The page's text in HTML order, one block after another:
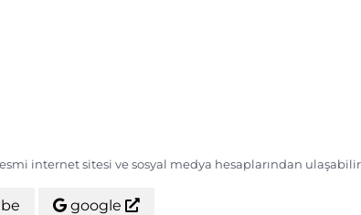
internet sitesi ve sosyal medya hesaplarından
google